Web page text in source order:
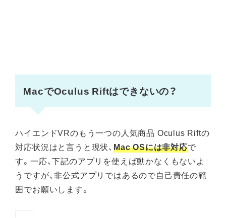
MacでOculus Riftはできないの？
ハイエンドVRのもう一つの人気商品 Oculus Riftの
対応状況はと言うと現状、 Mac OSには非対応で
す。一応、下記のアプリを使えば動かなくもないよ
うですが、非公式アプリではあるので自己責任の範
囲でお願いします。